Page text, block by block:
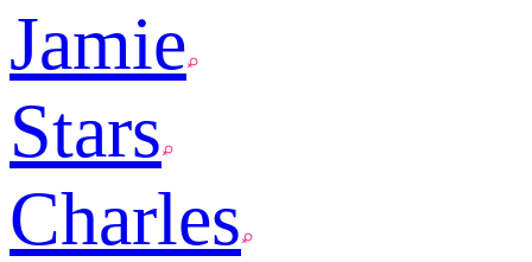
Jamie
Stars
Charles